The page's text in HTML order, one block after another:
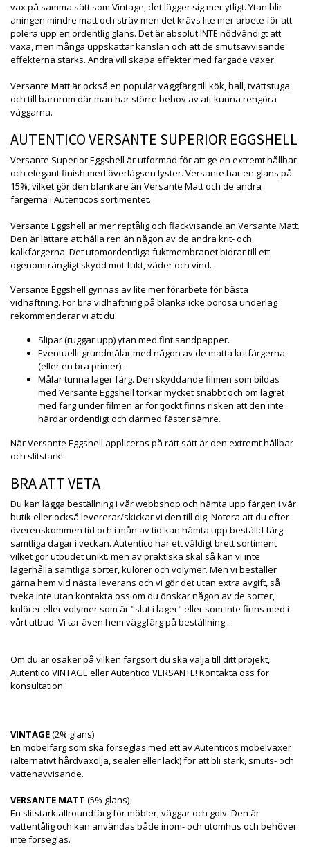
vax på samma sätt som Vintage, det lägger sig mer ytligt. Ytan blir
aningen mindre matt och sträv men det krävs lite mer arbete för att
polera upp en ordentlig glans. Det är absolut INTE nödvändigt att
vaxa, men många uppskattar känslan och att de smutsavvisande
effekterna stärks. Andra vill skapa effekter med färgade vaxer.
Versante Matt är också en populär väggfärg till kök, hall, tvättstuga
och till barnrum där man har större behov av att kunna rengöra
väggarna.
AUTENTICO VERSANTE SUPERIOR EGGSHELL
Versante Superior Eggshell är utformad för att ge en extremt hållbar
och elegant finish med överlägsen lyster. Versante har en glans på
15%, vilket gör den blankare än Versante Matt och de andra
färgerna i Autenticos sortimentet.
Versante Eggshell är mer reptålig och fläckvisande än Versante Matt.
Den är lättare att hålla ren än någon av de andra krit- och
kalkfärgerna. Det utomordentliga fuktmembranet bidrar till ett
ogenomträngligt skydd mot fukt, väder och vind.
Versante Eggshell gynnas av lite mer förarbete för bästa
vidhäftning. För bra vidhäftning på blanka icke porösa underlag
rekommenderar vi att du:
Slipar (ruggar upp) ytan med fint sandpapper.
Eventuellt grundmålar med någon av de matta kritfärgerna
(eller en bra primer).
Målar tunna lager färg. Den skyddande filmen som bildas
med Versante Eggshell torkar mycket snabbt och om lagret
med färg under filmen är för tjockt finns risken att den inte
härdar ordentligt och därmed fäster sämre.
När Versante Eggshell appliceras på rätt sätt är den extremt hållbar
och slitstark!
BRA ATT VETA
Du kan lägga beställning i vår webbshop och hämta upp färgen i vår
butik eller också levererar/skickar vi den till dig. Notera att du efter
överenskommen tid och i mån av tid kan hämta upp beställd färg
samtliga dagar i veckan. Autentico har ett väldigt brett sortiment
vilket gör utbudet unikt. men av praktiska skäl så kan vi inte
lagerhålla samtliga sorter, kulörer och volymer. Men vi beställer
gärna hem vid nästa leverans och vi gör det utan extra avgift, så
tveka inte utan kontakta oss om du önskar någon av de sorter,
kulörer eller volymer som är "slut i lager" eller som inte finns med i
vårt utbud. Vi tar även hem väggfärg på beställning...
Om du är osäker på vilken färgsort du ska välja till ditt projekt,
Autentico VINTAGE eller Autentico VERSANTE! Kontakta oss för
konsultation.
VINTAGE(2% glans)
En möbelfärg som ska förseglas med ett av Autenticos möbelvaxer
(alternativt hårdvaxolja, sealer eller lack) för att bli stark, smuts- och
vattenavvisande.
VERSANTE MATT (5% glans)
En slitstark allroundfärg för möbler, väggar och golv. Den är
vattentålig och kan användas både inom- och utomhus och behöver
inte förseglas.